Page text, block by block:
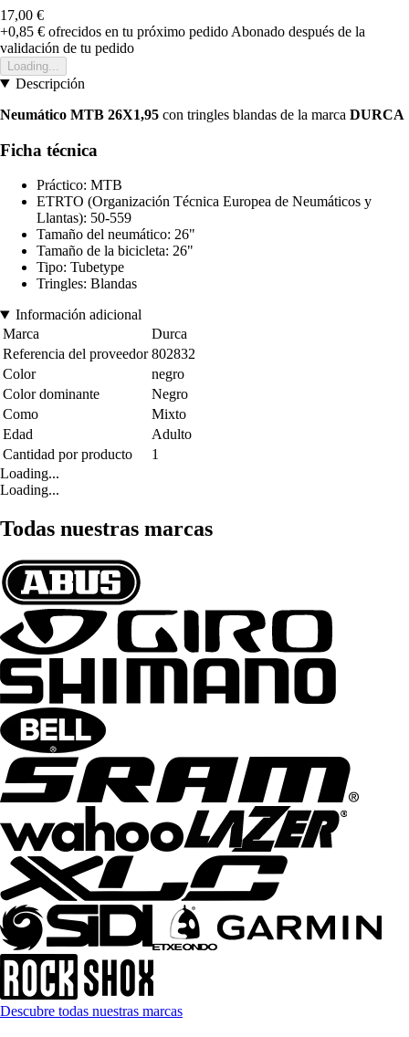
17,00 €
+0,85 € ofrecidos en tu próximo pedido Abonado después de la
validación de tu pedido
Loading...
Descripción
Neumático MTB 26X1,95 con tringles blandas de la marca DURCA
Ficha técnica
Práctico: MTB
ETRTO (Organización Técnica Europea de Neumáticos y
Llantas): 50-559
Tamaño del neumático: 26"
Tamaño de la bicicleta: 26"
Tipo: Tubetype
Tringles: Blandas
Información adicional
Marca
Durca
Referencia del proveedor 802832
Color
negro
Color dominante
Negro
Como
Mixto
Edad
Adulto
Cantidad por producto
1
Loading...
Loading...
Todas nuestras marcas
Descubre todas nuestras marcas